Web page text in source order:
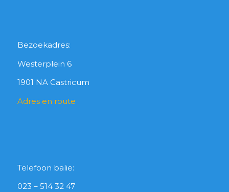
Bezoekadres:
Westerplein 6
1901 NA Castricum
Adres en route
Telefoon balie:
023 – 514 32 47